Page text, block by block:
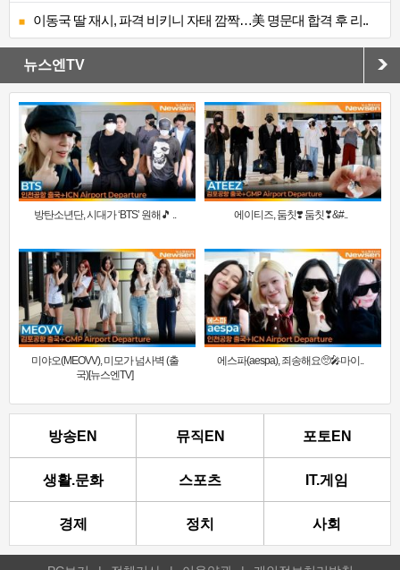
이동국 딸 재시, 파격 비키니 자태 깜짝…美 명문대 합격 후 리..
뉴스엔TV
방탄소년단, 시대가 ‘BTS’ 원해🎵 .. 에이티즈, 둠칫❣️ 둠칫❣&#..
미야오(MEOVV), 미모가 넘사벽 (출
국)[뉴스엔TV]
에스파(aespa), 죄송해요🥺🎤마이..
방송EN 뮤직EN 포토EN
생활.문화 스포츠 IT.게임
경제 정치 사회